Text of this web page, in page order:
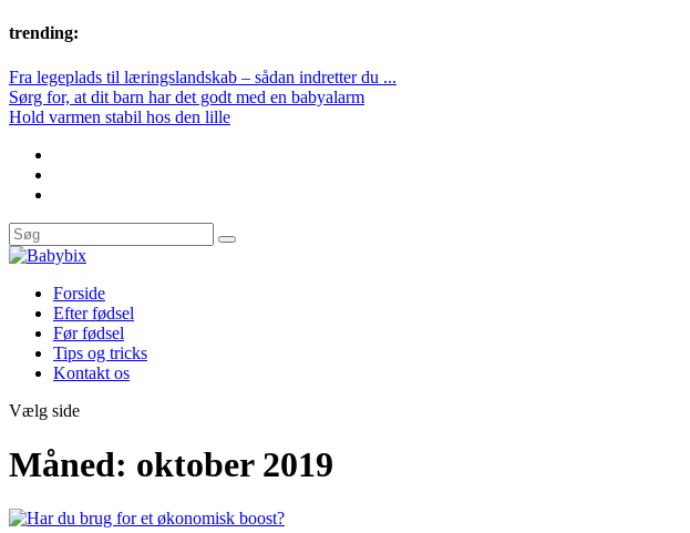
trending:
Fra legeplads til læringslandskab – sådan indretter du ...
Sørg for, at dit barn har det godt med en babyalarm
Hold varmen stabil hos den lille
Forside
Efter fødsel
Før fødsel
Tips og tricks
Kontakt os
Vælg side
Måned: oktober 2019